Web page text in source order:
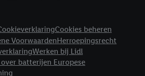
Cookies beheren
VoorwaardenHerroepingsrecht
Werken bij Lidl
batterijen Europese